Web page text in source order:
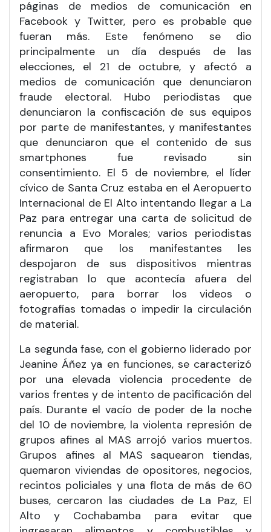
páginas de medios de comunicación en
Facebook y Twitter, pero es probable que
fueran más. Este fenómeno se dio
principalmente un día después de las
elecciones, el 21 de octubre, y afectó a
medios de comunicación que denunciaron
fraude electoral. Hubo periodistas que
denunciaron la confiscación de sus equipos
por parte de manifestantes, y manifestantes
que denunciaron que el contenido de sus
smartphones fue revisado sin
consentimiento. El 5 de noviembre, el líder
cívico de Santa Cruz estaba en el Aeropuerto
Internacional de El Alto intentando llegar a La
Paz para entregar una carta de solicitud de
renuncia a Evo Morales; varios periodistas
afirmaron que los manifestantes les
despojaron de sus dispositivos mientras
registraban lo que acontecía afuera del
aeropuerto, para borrar los videos o
fotografías tomadas o impedir la circulación
de material.
La segunda fase, con el gobierno liderado por
Jeanine Áñez ya en funciones, se caracterizó
por una elevada violencia procedente de
varios frentes y de intento de pacificación del
país. Durante el vacío de poder de la noche
del 10 de noviembre, la violenta represión de
grupos afines al MAS arrojó varios muertos.
Grupos afines al MAS saquearon tiendas,
quemaron viviendas de opositores, negocios,
recintos policiales y una flota de más de 60
buses, cercaron las ciudades de La Paz, El
Alto y Cochabamba para evitar que